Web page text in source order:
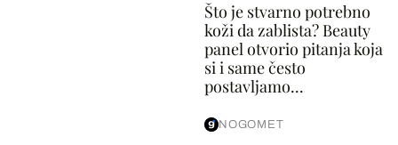
Što je stvarno potrebno
koži da zablista? Beauty
panel otvorio pitanja koja
si i same često
postavljamo...
NOGOMET